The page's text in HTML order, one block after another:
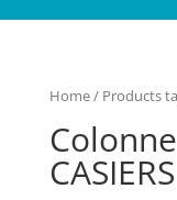
Home/ Products